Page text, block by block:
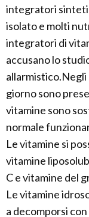
integratori
isolato e molti
integratori di
accusano lo
allarmistico.Negli
giorno sono
vitamine sono
normale
Le vitamine si
vitamine
C e vitamine del
Le vitamine
a decomporsi